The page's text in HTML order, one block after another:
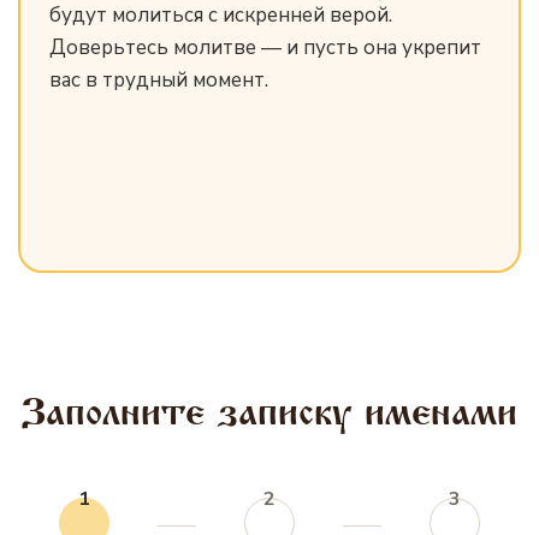
будут молиться с искренней верой.
Доверьтесь молитве — и пусть она укрепит
вас в трудный момент.
Заполните записку именами
1 2 3